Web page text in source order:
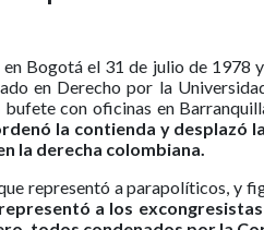
Bogotá el 31 de julio de 1978
en Derecho por la
bufete con oficinas en
la contienda y desplazó
la derecha colombiana.
representó a parapolíticos, y
a los